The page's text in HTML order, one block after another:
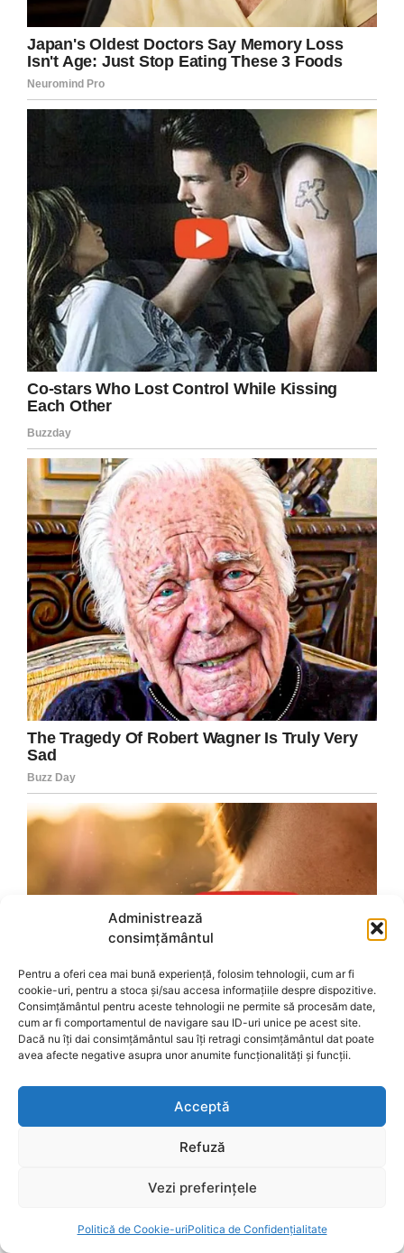
Administrează
consimțământul
Pentru a oferi cea mai bună experiență, folosim tehnologii, cum ar fi
cookie-uri, pentru a stoca și/sau accesa informațiile despre dispozitive.
Consimțământul pentru aceste tehnologii ne permite să procesăm date,
cum ar fi comportamentul de navigare sau ID-uri unice pe acest site.
Dacă nu îți dai consimțământul sau îți retragi consimțământul dat poate
avea afecte negative asupra unor anumite funcționalități și funcții.
Acceptă
Refuză
Vezi preferințele
Politică de Cookie-uriPolitica de Confidențialitate